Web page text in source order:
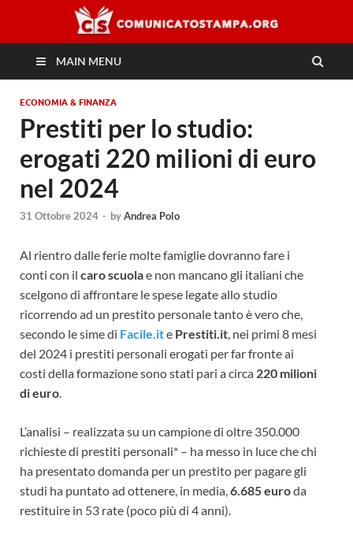
MAIN MENU
ECONOMIA & FINANZA
Prestiti per lo studio:
erogati 220 milioni di euro
nel 2024
31 Ottobre 2024 - byAndrea Polo
Al rientro dalle ferie molte famiglie dovranno fare i
conti con il caro scuolae non mancano gli italiani che
scelgono di affrontare le spese legate allo studio
ricorrendo ad un prestito personale tanto è vero che,
secondo le sime di Facile.ite Prestiti.it, nei primi 8 mesi
del 2024 i prestiti personali erogati per far fronte ai
costi della formazione sono stati pari a circa 220 milioni
di euro.
L’analisi – realizzata su un campione di oltre 350.000
richieste di prestiti personali* – ha messo in luce che chi
ha presentato domanda per un prestito per pagare gli
studi ha puntato ad ottenere, in media,6.685 euroda
restituire in 53 rate (poco più di 4 anni).